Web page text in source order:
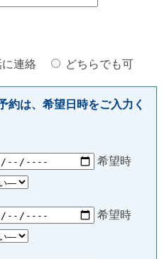
に連絡 どちらでも可
約は、希望日時をご入力く
希望時
希望時